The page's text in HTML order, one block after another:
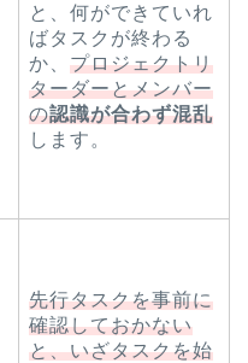
と、何ができていれ
ばタスクが終わる
か、 プロジェクトリ
ターダーとメンバー
の認識が合わず混乱
します。
先行タスクを事前に
確認しておかない
と、いざタスクを始